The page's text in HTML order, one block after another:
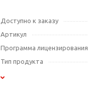
Доступно к заказу
Артикул
Программа лицензирования
Тип продукта